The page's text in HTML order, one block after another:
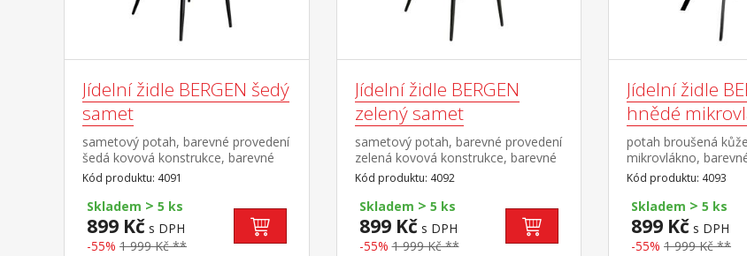
Jídelní židle BERGEN šedý
samet
sametový potah, barevné provedení
šedá kovová konstrukce, barevné
provedení černá výška sedu 49 cm
Kód produktu: 4091
Skladem > 5 ks
899 Kč s DPH
-55% 1 999 Kč **
Jídelní židle BERGEN
zelený samet
sametový potah, barevné provedení
zelená kovová konstrukce, barevné
provedení černá výška sedu 49 cm
Kód produktu: 4092
Skladem > 5 ks
899 Kč s DPH
-55% 1 999 Kč **
Jídelní židle
hnědé
potah broušená
mikrovlákno,
hnědá kovová
provedení černá
Kód produktu: 4093
Skladem > 5 ks
899 Kč s DPH
-55% 1 999 Kč **